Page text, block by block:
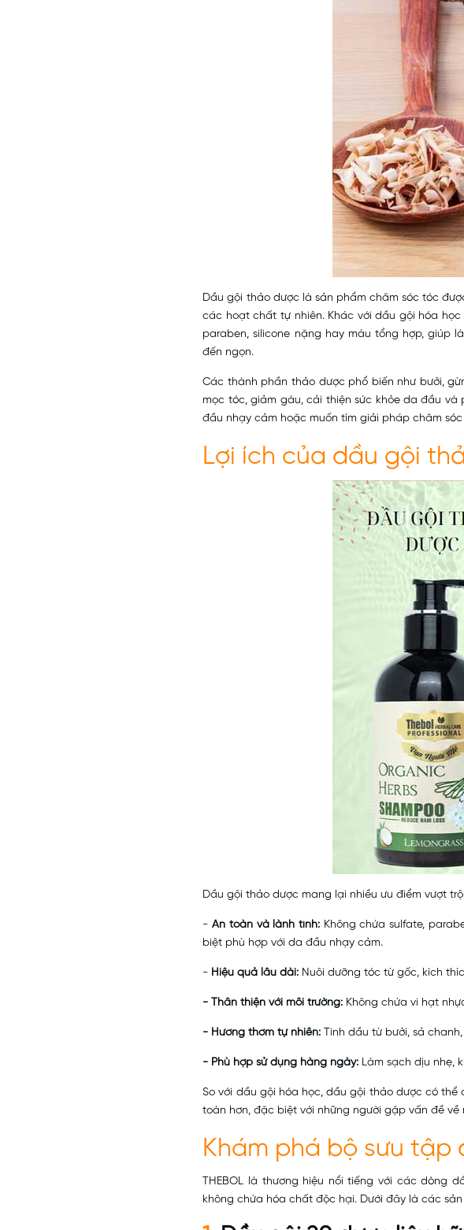
Dầu gội thảo dược là sản phẩm chăm sóc tóc
các hoạt chất tự nhiên. Khác với dầu gội hóa
paraben, silicone nặng hay màu tổng hợp, giúp
đến ngọn.
Các thành phần thảo dược phổ biến như bưởi,
mọc tóc, giảm gàu, cải thiện sức khỏe da đầu
đầu nhạy cảm hoặc muốn tìm giải phápchăm
Lợi ích của dầu gội
Dầu gội thảo dược mang lại nhiều ưu điểm vượt
-An toàn và lành tính:Không chứa sulfate,
biệt phù hợp với da đầu nhạy cảm.
- Hiệu quả lâu dài: Nuôi dưỡng tóc từ gốc, kích
- Thân thiện với môi trường: Không chứa vi hạt
- Hương thơm tự nhiên: Tinh dầu từ bưởi, sả
- Phù hợp sử dụng hàng ngày: Làm sạch dịu nhẹ,
So với dầu gội hóa học, dầu gội thảo dược có
toàn hơn, đặc biệt với những người gặp vấn đề về
Khám phá bộ sưu
THEBOL là thương hiệu nổi tiếng với các dòng
không chứa hóa chất độc hại. Dưới đây là các